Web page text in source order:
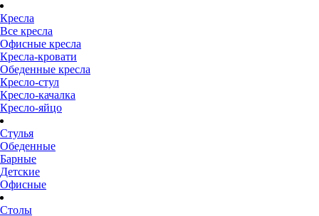
Кресла
Все кресла
Офисные кресла
Кресла-кровати
Обеденные кресла
Кресло-стул
Кресло-качалка
Кресло-яйцо
Стулья
Обеденные
Барные
Детские
Офисные
Столы